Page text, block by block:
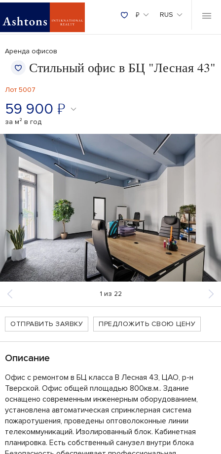
₽ RUS
Аренда офисов
Стильный офис в БЦ "Лесная 43"
Лот 5007
59 900 ₽
за м² в год
1 из 22
ОТПРАВИТЬ ЗАЯВКУ ПРЕДЛОЖИТЬ СВОЮ ЦЕНУ
Описание
Офис с ремонтом в БЦ класса B Лесная 43, ЦАО, р-н
Тверской. Офис общей площадью 800кв.м.. Здание
оснащено современным инженерным оборудованием,
установлена автоматическая спринклерная система
пожаротушения, проведены оптоволоконные линии
телекоммуникаций. Изолированный блок. Кабинетная
планировка. Есть собственный санузел внутри блока